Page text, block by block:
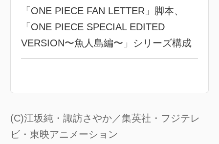
「ONE PIECE FAN LETTER」脚本、
「ONE PIECE SPECIAL EDITED
VERSION〜魚人島編〜」シリーズ構成
(C)江坂純・諏訪さやか／集英社・フジテレ
ビ・東映アニメーション